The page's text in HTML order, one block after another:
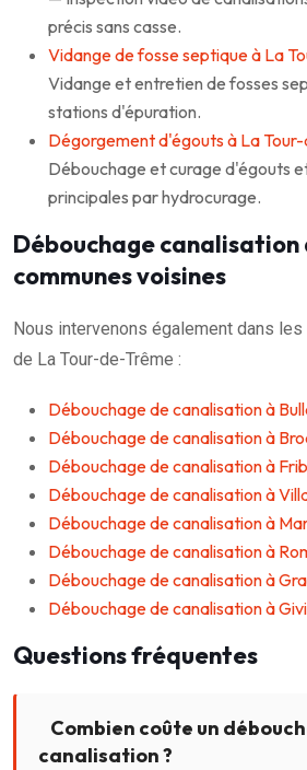
précis sans casse.
Vidange de fosse septique à La
Vidange et entretien de fosses
stations d'épuration.
Dégorgement d'égouts à La
Débouchage et curage d'égouts
principales par hydrocurage.
Débouchage canalisation
communes voisines
Nous intervenons également dans
de La Tour-de-Trême :
Débouchage de canalisation à
Débouchage de canalisation à
Débouchage de canalisation à
Débouchage de canalisation à
Débouchage de canalisation à
Débouchage de canalisation à
Débouchage de canalisation à
Débouchage de canalisation à
Questions fréquentes
Combien coûte un
canalisation ?